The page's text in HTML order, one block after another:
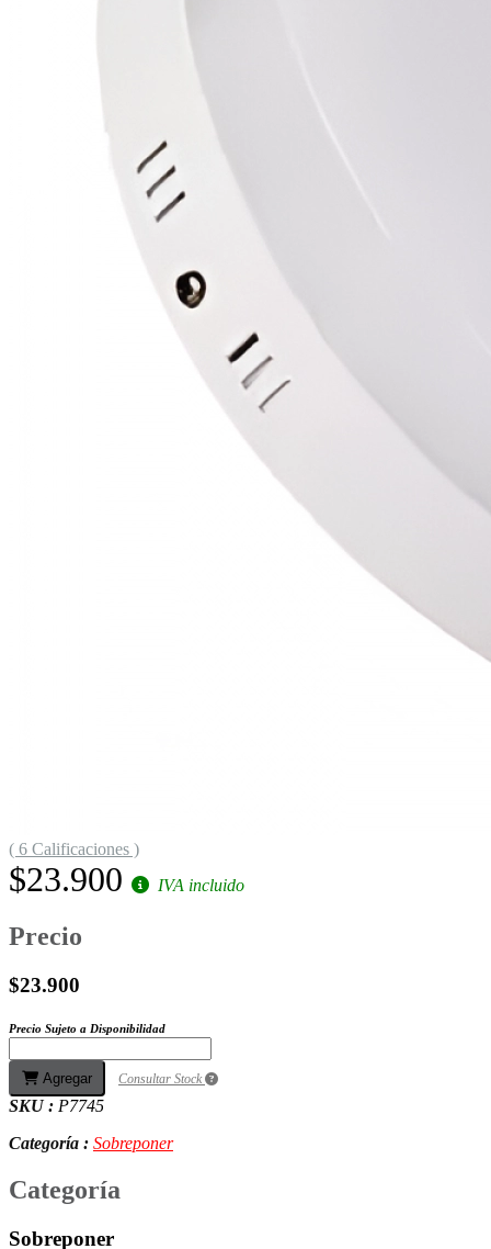
( 6 Calificaciones )
$23.900 IVA incluido
Precio
$23.900
Precio Sujeto a Disponibilidad
Agregar Consultar Stock
SKU : P7745
Categoría : Sobreponer
Categoría
Sobreponer